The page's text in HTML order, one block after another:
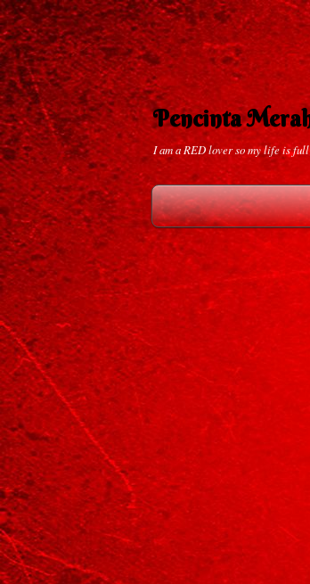
Pencinta
I am a RED lover so my life is